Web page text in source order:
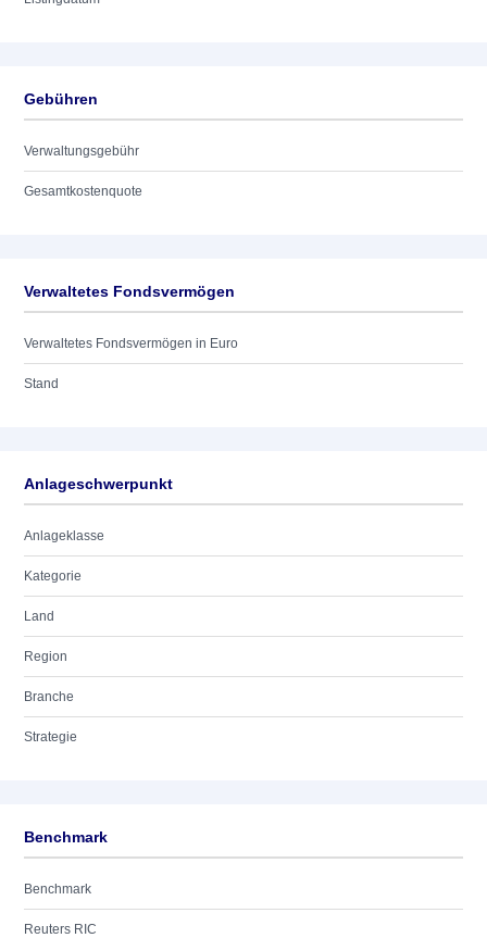
Gebühren
Verwaltungsgebühr
Gesamtkostenquote
Verwaltetes Fondsvermögen
Verwaltetes Fondsvermögen in Euro
Stand
Anlageschwerpunkt
Anlageklasse
Kategorie
Land
Region
Branche
Strategie
Benchmark
Benchmark
Reuters RIC